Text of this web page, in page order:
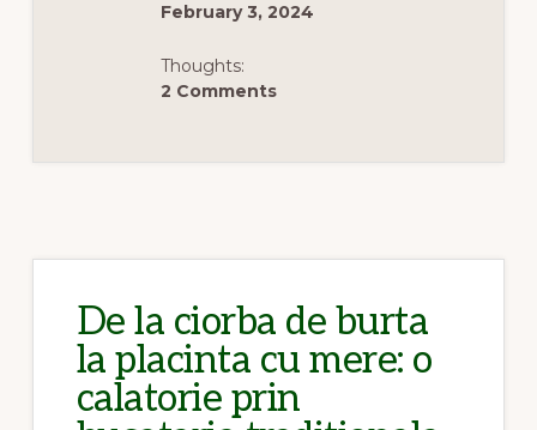
February 3, 2024
Thoughts:
2 Comments
De la ciorba de burta
la placinta cu mere: o
calatorie prin